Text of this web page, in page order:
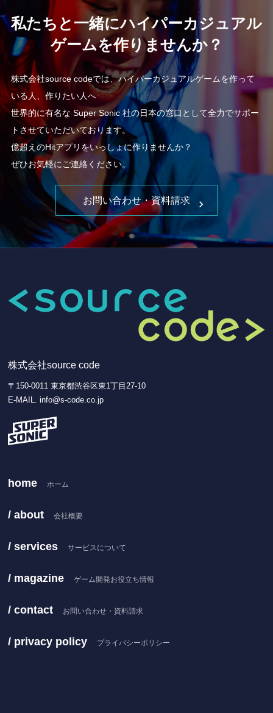
私たちと一緒にハイパーカジュアル
ゲームを作りませんか？
株式会社source codeでは、ハイパーカジュアルゲームを作って
いる人、作りたい人へ
世界的に有名な Super Sonic 社の日本の窓口として全力でサポー
トさせていただいております。
億超えのHitアプリをいっしょに作りませんか？
ぜひお気軽にご連絡ください。
お問い合わせ・資料請求
株式会社source code
〒150-0011 東京都渋谷区東1丁目27-10
E-MAIL. info@s-code.co.jp
home ホーム
/ about 会社概要
/ services サービスについて
/ magazine ゲーム開発お役立ち情報
/ contact お問い合わせ・資料請求
/ privacy policy プライバシーポリシー